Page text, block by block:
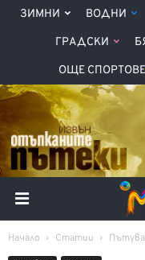
ЗИМНИ ВОДНИ
ГРАДСКИ
ОЩЕ СПОРТОВЕ
Начало Статии